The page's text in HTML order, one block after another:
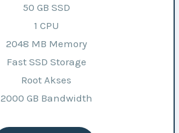
50 GB SSD
1 CPU
2048 MB Memory
Fast SSD Storage
Root Akses
2000 GB Bandwidth